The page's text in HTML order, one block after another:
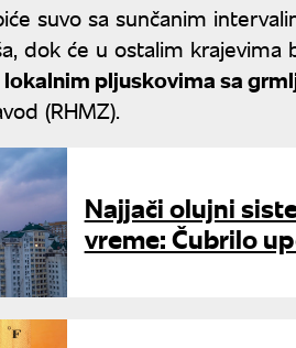
suvo sa sunčanim
dok će u ostalim krajevima
lokalnim pljuskovima sa
(RHMZ).
Najjači olujni
vreme: Čubrilo